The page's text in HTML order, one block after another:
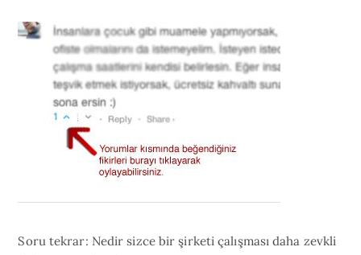
Soru tekrar: Nedir sizce bir şirketi çalışması daha zevkli